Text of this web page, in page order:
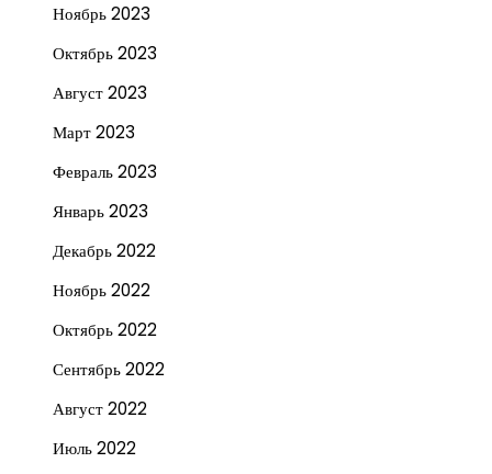
Ноябрь 2023
Октябрь 2023
Август 2023
Март 2023
Февраль 2023
Январь 2023
Декабрь 2022
Ноябрь 2022
Октябрь 2022
Сентябрь 2022
Август 2022
Июль 2022